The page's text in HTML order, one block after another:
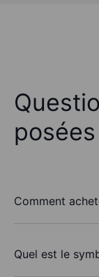
posées
Comment
Quel est le